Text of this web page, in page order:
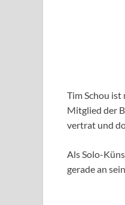
Tim Schou ist
Mitglied der
vertrat und
Als Solo-
gerade an